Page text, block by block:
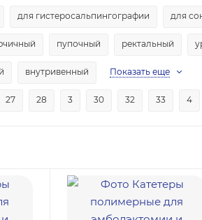
для гистеросальпингографии для
пупочный ректальный
внутривенный Показать еще
27 28 3 30 32 33 4